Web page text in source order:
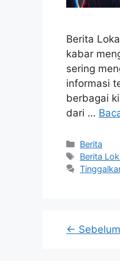
Berita
kabar
sering
informasi
berbagai
dari …
Kategori
Berita
Tag
Berita
←